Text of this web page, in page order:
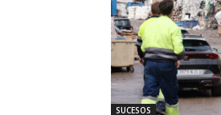
SUCESOS